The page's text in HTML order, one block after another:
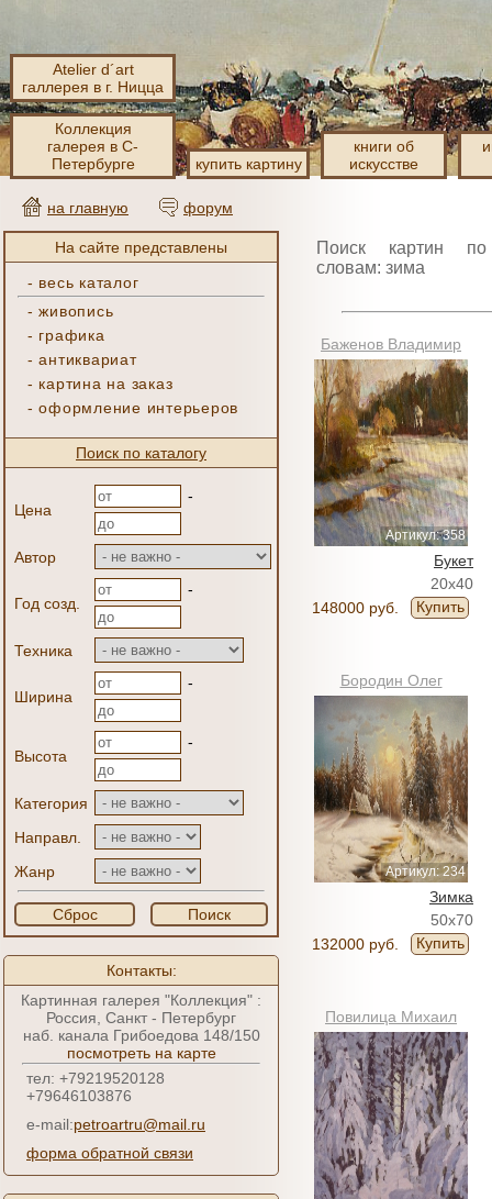
Atelier d´art
галлерея в г. Ницца
Коллекция
галерея в С-
Петербурге
купить картину
книги об
искусстве
на главную форум
На сайте представлены
- весь каталог
-живопись
- графика
-антиквариат
- картина на заказ
-оформление интерьеров
Поиск по каталогу
Цена
-
Автор
Год созд.
-
Техника
Ширина
-
Высота
-
Категория
Направл.
Жанр
Сброс Поиск
Контакты:
Картинная галерея "Коллекция" :
Россия, Санкт - Петербург
наб. канала Грибоедова 148/150
посмотреть на карте
тел: +79219520128
+79646103876
e-mail:petroartru@mail.ru
форма обратной связи
Поиск картин
словам: зима
Баженов Владимир
Артикул: 358
Букет
20x40
148000 руб.
Купить
Бородин Олег
Артикул: 234
Зимка
50x70
132000 руб.
Купить
Повилица Михаил